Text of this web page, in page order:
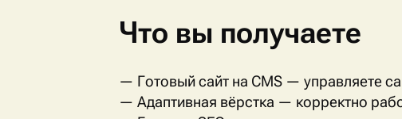
Что вы получаете
— Готовый сайт на CMS — управляете
— Адаптивная вёрстка — корректно